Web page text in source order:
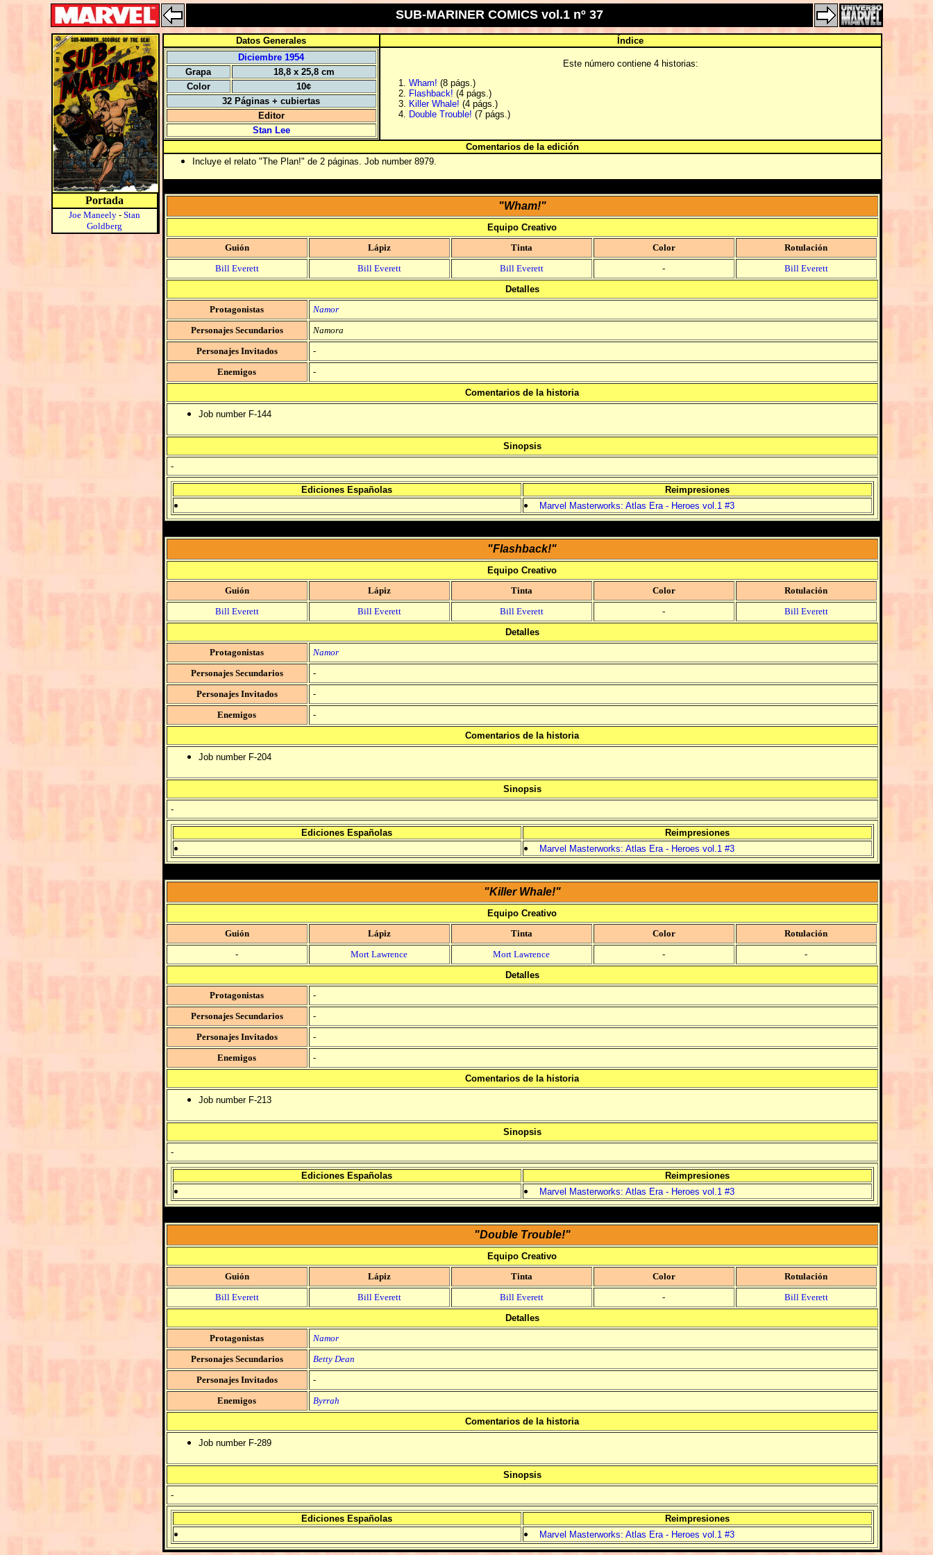
SUB-MARINER COMICS vol.1 nº 37
Portada
Joe Maneely - Stan
Goldberg
Datos Generales
Índice
Diciembre 1954
Grapa
18,8 x 25,8 cm
Color
10¢
32 Páginas + cubiertas
Editor
Stan Lee
Este número contiene 4 historias:
Wham! (8 págs.)
Flashback! (4 págs.)
Killer Whale! (4 págs.)
Double Trouble! (7 págs.)
Comentarios de la edición
Incluye el relato "The Plan!" de 2 páginas. Job number 8979.
"Wham!"
Equipo Creativo
Guión
Lápiz Tinta Color
Rotulación
Bill Everett
Bill Everett Bill Everett -
Bill Everett
Detalles
Protagonistas
Namor
Personajes Secundarios
Namora
Personajes Invitados
-
Enemigos
-
Comentarios de la historia
Job number F-144
Sinopsis
-
Ediciones Españolas
Reimpresiones
Marvel Masterworks: Atlas Era - Heroes vol.1 #3
"Flashback!"
Equipo Creativo
Guión
Lápiz Tinta Color
Rotulación
Bill Everett
Bill Everett Bill Everett -
Bill Everett
Detalles
Protagonistas
Namor
Personajes Secundarios
-
Personajes Invitados
-
Enemigos
-
Comentarios de la historia
Job number F-204
Sinopsis
-
Ediciones Españolas
Reimpresiones
Marvel Masterworks: Atlas Era - Heroes vol.1 #3
"Killer Whale!"
Equipo Creativo
Guión
Lápiz Tinta Color
Rotulación
-
Mort Lawrence Mort Lawrence -
-
Detalles
Protagonistas
-
Personajes Secundarios
-
Personajes Invitados
-
Enemigos
-
Comentarios de la historia
Job number F-213
Sinopsis
-
Ediciones Españolas
Reimpresiones
Marvel Masterworks: Atlas Era - Heroes vol.1 #3
"Double Trouble!"
Equipo Creativo
Guión
Lápiz Tinta Color
Rotulación
Bill Everett
Bill Everett Bill Everett -
Bill Everett
Detalles
Protagonistas
Namor
Personajes Secundarios
Betty Dean
Personajes Invitados
-
Enemigos
Byrrah
Comentarios de la historia
Job number F-289
Sinopsis
-
Ediciones Españolas
Reimpresiones
Marvel Masterworks: Atlas Era - Heroes vol.1 #3